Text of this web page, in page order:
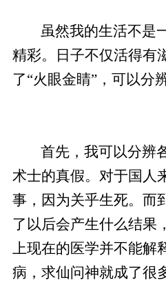
虽然我的生活不是
精彩。日子不仅活得有
了“火眼金睛”，可以分
首先，我可以分辨
术士的真假。对于国人
事，因为关乎生死。而
了以后会产生什么结果
上现在的医学并不能解
病，求仙问神就成了很